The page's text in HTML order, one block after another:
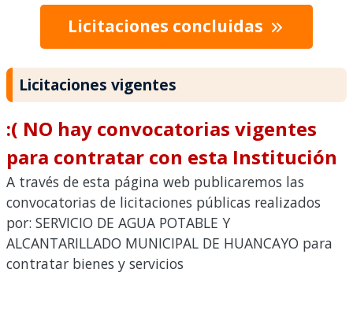
Licitaciones concluidas
Licitaciones vigentes
:( NO hay convocatorias vigentes
para contratar con esta Institución
A través de esta página web publicaremos las
convocatorias de licitaciones públicas realizados
por: SERVICIO DE AGUA POTABLE Y
ALCANTARILLADO MUNICIPAL DE HUANCAYO para
contratar bienes y servicios